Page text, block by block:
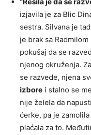
izjavila je za Blic
sestra. Silvana je
je brak sa
pokušaj da se
njenog okruženja.
se razvede, njena
izbore i stalno se
nije želela da
ćerke, pa je
plaćala za to.